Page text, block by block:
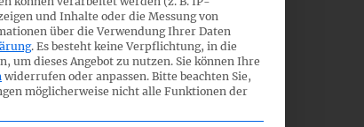
Download bereit.
und Inhalte oder die Messung von
über die Verwendung Ihrer Daten
. Es besteht keine Verpflichtung, in die
um dieses Angebot zu nutzen.Sie können Ihre
widerrufen oder anpassen. Bitte beachten Sie,
möglicherweise nicht alle Funktionen der